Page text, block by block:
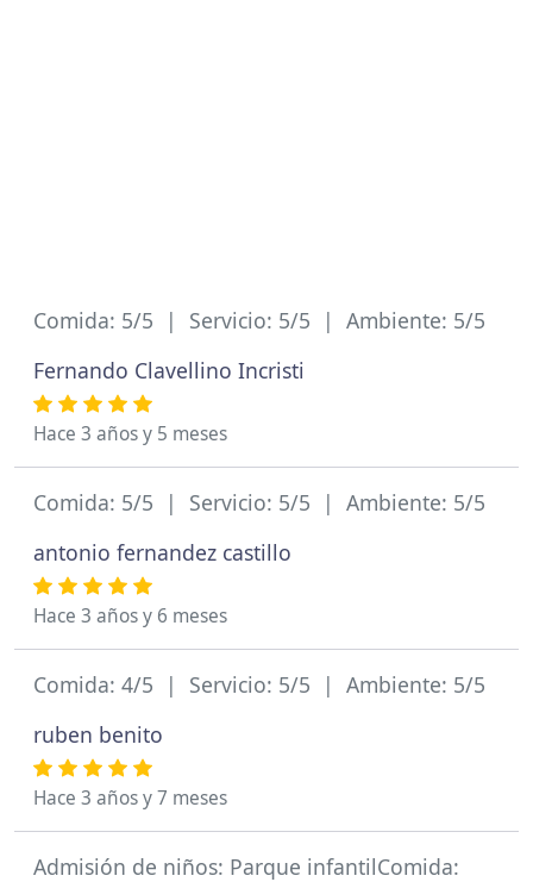
Comida: 5/5 | Servicio: 5/5 | Ambiente: 5/5
Fernando Clavellino Incristi
Hace 3 años y 5 meses
Comida: 5/5 | Servicio: 5/5 | Ambiente: 5/5
antonio fernandez castillo
Hace 3 años y 6 meses
Comida: 4/5 | Servicio: 5/5 | Ambiente: 5/5
ruben benito
Hace 3 años y 7 meses
Admisión de niños: Parque infantilComida: